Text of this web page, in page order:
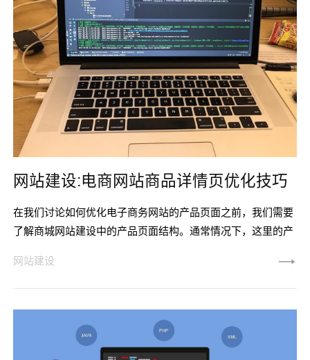
网站建设:电商网站商品详情页优化技巧
在我们讨论如何优化电子商务网站的产品页面之前，我们需要
了解商城网站建设中的产品页面结构。通常情况下，这里的产
网就和大家一起来分析一下电子商务网站的产品页面有哪些优
化技术。 一、产品标题和页面标题优化我们需要注意一个原
和较少的主观形容词。另外，可以根据情况分别设置产品标题
和页面标题。例如，图片
网站建设